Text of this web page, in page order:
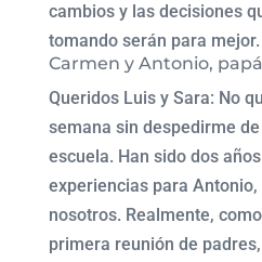
cambios y las decisiones
tomando serán para
Carmen y Antonio,
Queridos Luis y Sara: No
semana sin despedirme
escuela. Han sido dos
experiencias para
nosotros. Realmente,
primera reunión de